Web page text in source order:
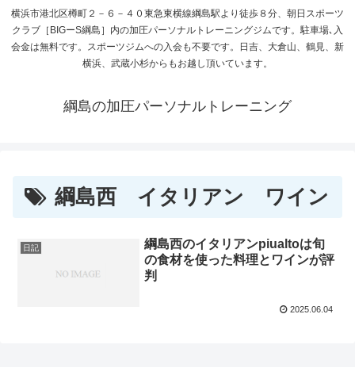
横浜市港北区樽町２－６－４０東急東横線綱島駅より徒歩８分、朝日スポーツ
クラブ［BIGーS綱島］内の加圧パーソナルトレーニングジムです。駐車場､入
会金は無料です。スポーツジムへの入会も不要です。日吉、大倉山、鶴見、新
横浜、武蔵小杉からもお越し頂いています。
綱島の加圧パーソナルトレーニング
綱島西 イタリアン ワイン
日記
綱島西のイタリアンpiualtoは旬
の食材を使った料理とワインが評
判
2025.06.04